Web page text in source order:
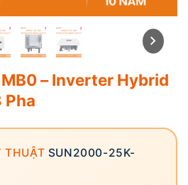
– Inverter Hybrid
Pha
THUẬT SUN2000-25K-